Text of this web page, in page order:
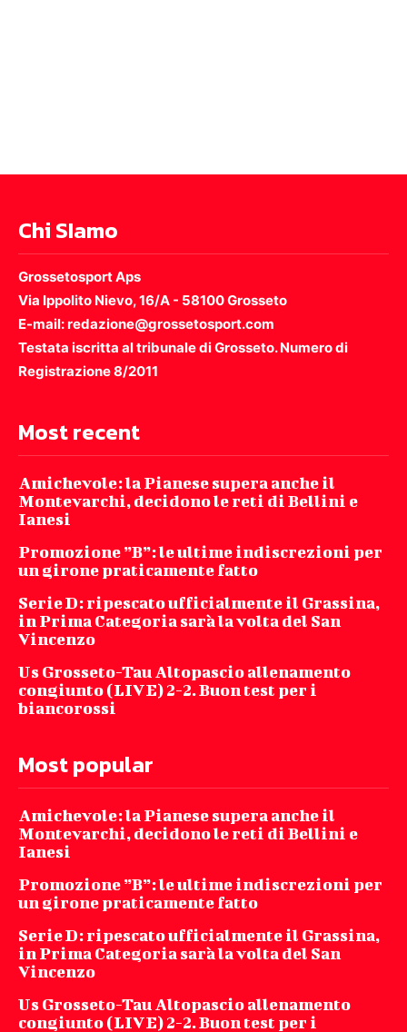
Chi SIamo
Grossetosport Aps
Via Ippolito Nievo, 16/A - 58100 Grosseto
E-mail: redazione@grossetosport.com
Testata iscritta al tribunale di Grosseto. Numero di
Registrazione 8/2011
Most recent
Amichevole: la Pianese supera anche il
Montevarchi, decidono le reti di Bellini e
Ianesi
Promozione ”B”: le ultime indiscrezioni per
un girone praticamente fatto
Serie D: ripescato ufficialmente il Grassina,
in Prima Categoria sarà la volta del San
Vincenzo
Us Grosseto-Tau Altopascio allenamento
congiunto (LIVE) 2-2. Buon test per i
biancorossi
Most popular
Amichevole: la Pianese supera anche il
Montevarchi, decidono le reti di Bellini e
Ianesi
Promozione ”B”: le ultime indiscrezioni per
un girone praticamente fatto
Serie D: ripescato ufficialmente il Grassina,
in Prima Categoria sarà la volta del San
Vincenzo
Us Grosseto-Tau Altopascio allenamento
congiunto (LIVE) 2-2. Buon test per i